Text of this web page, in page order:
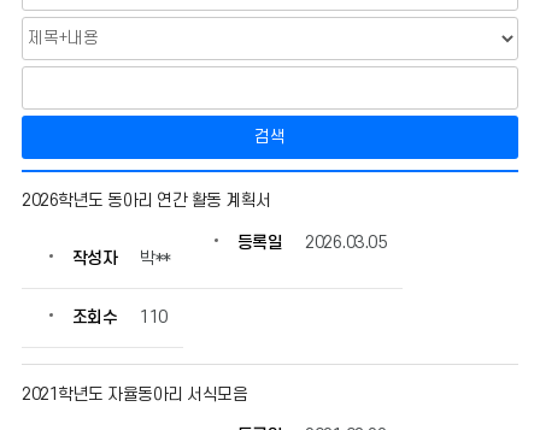
검색
아
동
시
물
2026학년도 동아리 연간 활동 계획서
작성자 박**
등록일 2026.03.05
조회수 110
2021학년도 자율동아리 서식모음